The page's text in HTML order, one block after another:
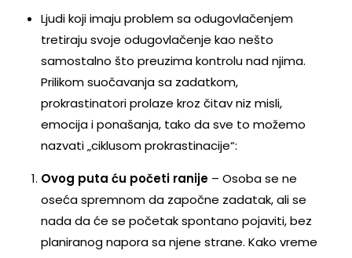
Ljudi koji imaju problem sa odugovlačenjem
tretiraju svoje odugovlačenje kao nešto
samostalno što preuzima kontrolu nad njima.
Prilikom suočavanja sa zadatkom,
prokrastinatori prolaze kroz čitav niz misli,
emocija i ponašanja, tako da sve to možemo
nazvati „ciklusom prokrastinacije“:
Ovog puta ću početi ranije – Osoba se ne
oseća spremnom da započne zadatak, ali se
nada da će se početak spontano pojaviti, bez
planiranog napora sa njene strane. Kako vreme